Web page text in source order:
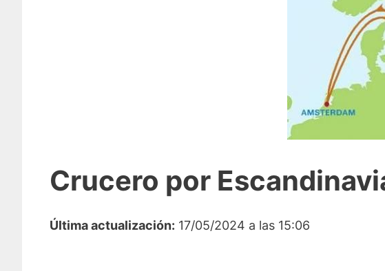
Crucero por
Última actualización: 17/05/2024 a las 15:06